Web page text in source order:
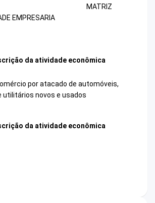
EMPRESARIA
MATRIZ
da atividade econômica
por atacado de automóveis,
utilitários novos e usados
da atividade econômica